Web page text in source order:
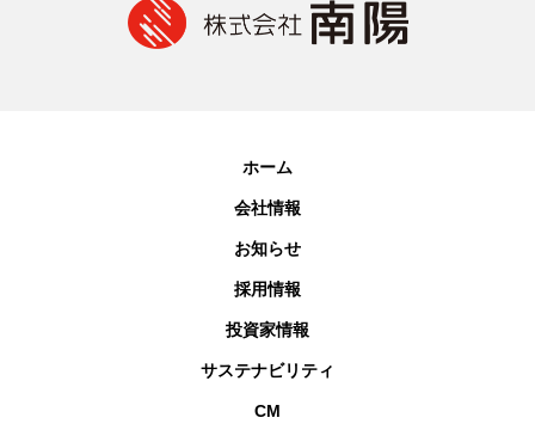
ホーム
会社情報
お知らせ
採用情報
投資家情報
サステナビリティ
CM